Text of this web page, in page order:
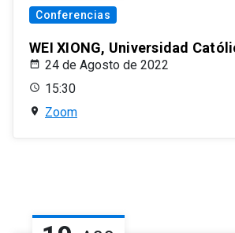
Conferencias
WEI XIONG, Universidad
24 de Agosto de 2022
15:30
Zoom